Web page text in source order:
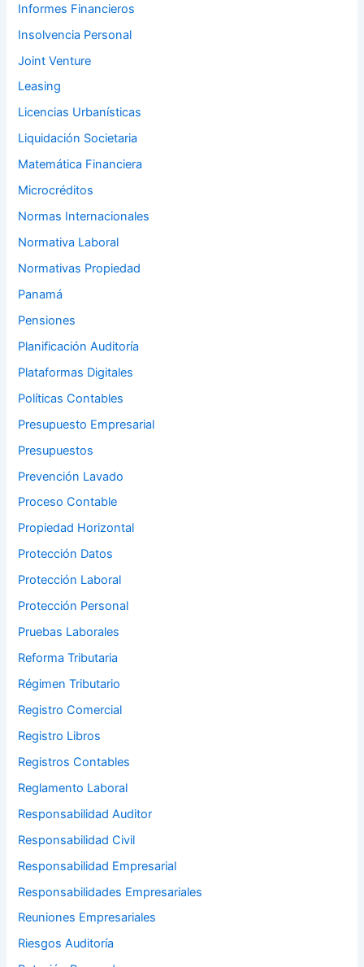
Informes Financieros
Insolvencia Personal
Joint Venture
Leasing
Licencias Urbanísticas
Liquidación Societaria
Matemática Financiera
Microcréditos
Normas Internacionales
Normativa Laboral
Normativas Propiedad
Panamá
Pensiones
Planificación Auditoría
Plataformas Digitales
Políticas Contables
Presupuesto Empresarial
Presupuestos
Prevención Lavado
Proceso Contable
Propiedad Horizontal
Protección Datos
Protección Laboral
Protección Personal
Pruebas Laborales
Reforma Tributaria
Régimen Tributario
Registro Comercial
Registro Libros
Registros Contables
Reglamento Laboral
Responsabilidad Auditor
Responsabilidad Civil
Responsabilidad Empresarial
Responsabilidades Empresariales
Reuniones Empresariales
Riesgos Auditoría